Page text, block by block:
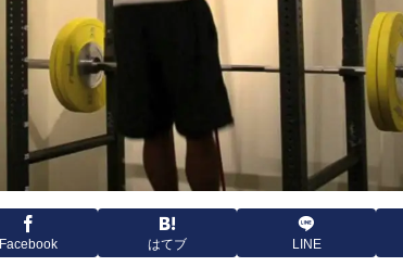
Facebook はてブ LINE